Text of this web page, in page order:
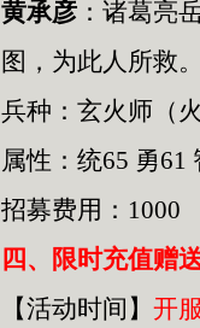
黄承彦 ： 诸葛亮
图，为此人所救
兵种： 玄火师 （
属性：统65 勇61
招募费用：1000
四 、限时充值赠
【活动时间】 开